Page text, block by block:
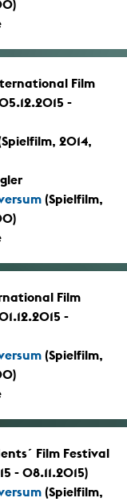
Film
-
2014,
(Spielfilm,
Film
-
(Spielfilm,
Film Festival
- 08.11.2015)
(Spielfilm,